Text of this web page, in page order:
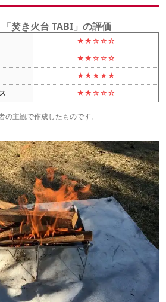
焚き火台 TABI」の評価
★★☆☆☆
★★☆☆☆
★★★★★
★★☆☆☆
主観で作成したものです。